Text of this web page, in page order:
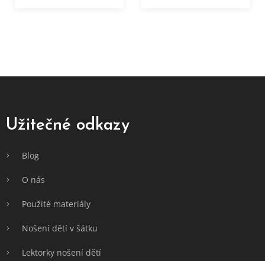
Užitečné odkazy
Blog
O nás
Použité materiály
Nošení dětí v šátku
Lektorky nošení dětí